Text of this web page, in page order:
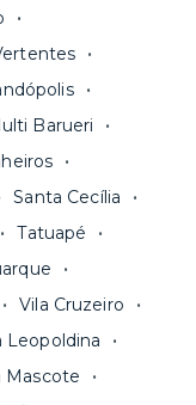
mudança: é
morar.
Barueri
Santa Cecília
Tatuapé
Vila Cruzeiro
Leopoldina
Mascote